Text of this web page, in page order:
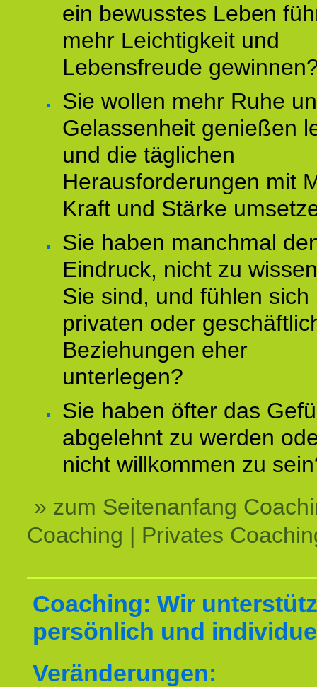
ein bewusstes Leben
mehr Leichtigkeit und
Lebensfreude
Sie wollen mehr Ruhe
Gelassenheit genießen
und die täglichen
Herausforderungen mit
Kraft und Stärke
Sie haben manchmal
Eindruck, nicht zu
Sie sind, und fühlen sich
privaten oder
Beziehungen eher
unterlegen?
Sie haben öfter das
abgelehnt zu werden
nicht willkommen zu
» zum Seitenanfang
Coaching | Privates
Coaching: Wir
persönlich und
Veränderungen: